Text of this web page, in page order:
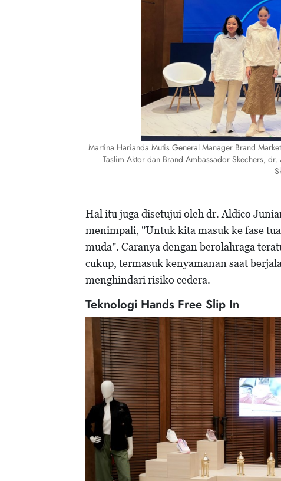
Martina Harianda Mutis General Manager Brand
Taslim Aktor dan Brand Ambassador Skechers,
Hal itu juga disetujui oleh dr. Aldico
menimpali, "Untuk kita masuk ke fase
muda". Caranya dengan berolahraga
cukup, termasuk kenyamanan saat
menghindari risiko cedera.
Teknologi Hands Free Slip In